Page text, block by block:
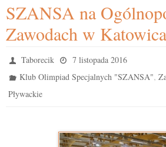
SZANSA na
Zawodach w
Taborecik
7 listopada 2016
Klub Olimpiad Specjalnych "SZANSA",
Pływackie